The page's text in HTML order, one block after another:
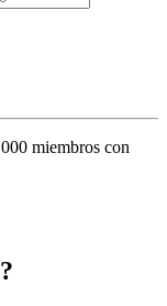
miembros con